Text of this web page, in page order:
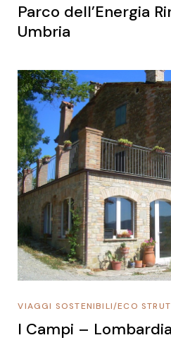
Parco dell’Energia
Umbria
ECO
/
VIAGGI SOSTENIBILI
I Campi – Lombardia